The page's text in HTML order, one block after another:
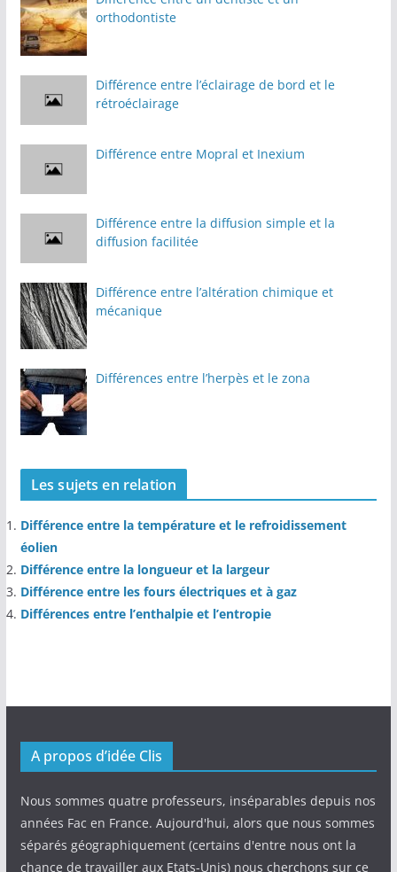
orthodontiste
Différence entre l’éclairage de bord et le
rétroéclairage
Différence entre Mopral et Inexium
Différence entre la diffusion simple et la
diffusion facilitée
Différence entre l’altération chimique et
mécanique
Différences entre l’herpès et le zona
Les sujets en relation
Différence entre la température et le refroidissement
éolien
Différence entre la longueur et la largeur
Différence entre les fours électriques et à gaz
Différences entre l’enthalpie et l’entropie
A propos d’idée Clis
Nous sommes quatre professeurs, inséparables depuis nos
années Fac en France. Aujourd'hui, alors que nous sommes
séparés géographiquement (certains d'entre nous ont la
chance de travailler aux Etats-Unis) nous cherchons sur ce